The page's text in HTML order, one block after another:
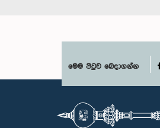
මෙම පිටුව බෙදාගන්න